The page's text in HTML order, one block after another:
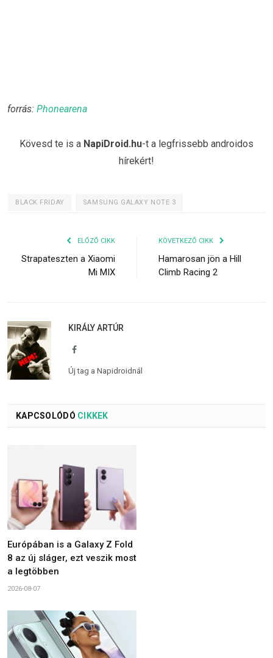
forrás: Phonearena
Kövesd te is a NapiDroid.hu-t a legfrissebb androidos
hírekért!
BLACK FRIDAY SAMSUNG GALAXY NOTE 3
ELŐZŐ CIKK
Strapateszten a Xiaomi
Mi MIX
KÖVETKEZŐ CIKK
Hamarosan jön a Hill
Climb Racing 2
KIRÁLY ARTÚR
Facebook
Új tag a Napidroidnál
KAPCSOLÓDÓ CIKKEK
Európában is a Galaxy Z Fold
8 az új sláger, ezt veszik most
a legtöbben
2026-08-07